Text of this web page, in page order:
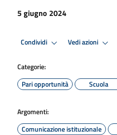
5 giugno 2024
Condividi Vedi azioni
Categorie:
Pari opportunità
Scuola
Argomenti:
Comunicazione istituzionale